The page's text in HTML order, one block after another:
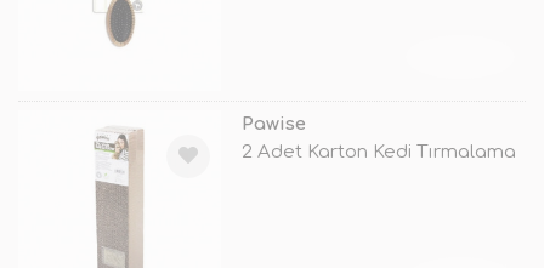
Pawise
2 Adet Karton Kedi Tırmalama